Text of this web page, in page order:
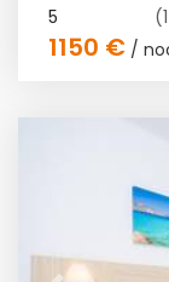
5
1150 € /